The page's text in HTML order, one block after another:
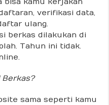
verifikasi data,
ulang.
berkas dilakukan di
Tahun ini tidak.
Berkas?
sama seperti kamu